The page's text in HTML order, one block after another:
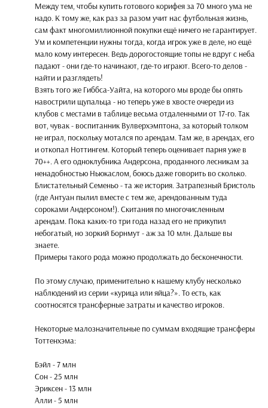
Между тем, чтобы купить готового корифея за 70 много ума не
надо. К тому же, как раз за разом учит нас футбольная жизнь,
сам факт многомиллионной покупки ещё ничего не гарантирует.
Ум и компетенции нужны тогда, когда игрок уже в деле, но ещё
мало кому интересен. Ведь дорогостоящие топы не вдруг с неба
падают - они где-то начинают, где-то играют. Всего-то делов -
найти и разглядеть!
Взять того же Гиббса-Уайта, на которого мы вроде бы опять
навострили щупальца - но теперь уже в хвосте очереди из
клубов с местами в таблице весьма отдаленными от 17-го. Так
вот, чувак - воспитанник Вулверхэмптона, за который толком
не играл, поскольку мотался по арендам. Там же, в арендах, его
и откопал Ноттингем. Который теперь оценивает парня уже в
70++. А его одноклубника Андерсона, проданного лесникам за
ненадобностью Ньюкаслом, боюсь даже говорить во сколько.
Блистательный Семеньо - та же история. Затрапезный Бристоль
(где Антуан пылил вместе с тем же, арендованным туда
сороками Андерсоном!). Скитания по многочисленным
арендам. Пока каких-то три года назад его не прикупил
небогатый, но зоркий Борнмут - аж за 10 млн. Дальше вы
знаете.
Примеры такого рода можно продолжать до бесконечности.
По этому случаю, применительно к нашему клубу несколько
наблюдений из серии «курица или яйца?». То есть, как
соотносятся трансферные затраты и качество игроков.
Некоторые малозначительные по суммам входящие трансферы
Тоттенхэма:
Бэйл - 7 млн
Сон - 25 млн
Эриксен - 13 млн
Алли - 5 млн